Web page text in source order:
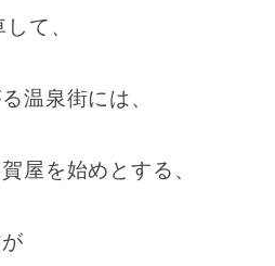
て、
温泉街には、
屋を始めとする、